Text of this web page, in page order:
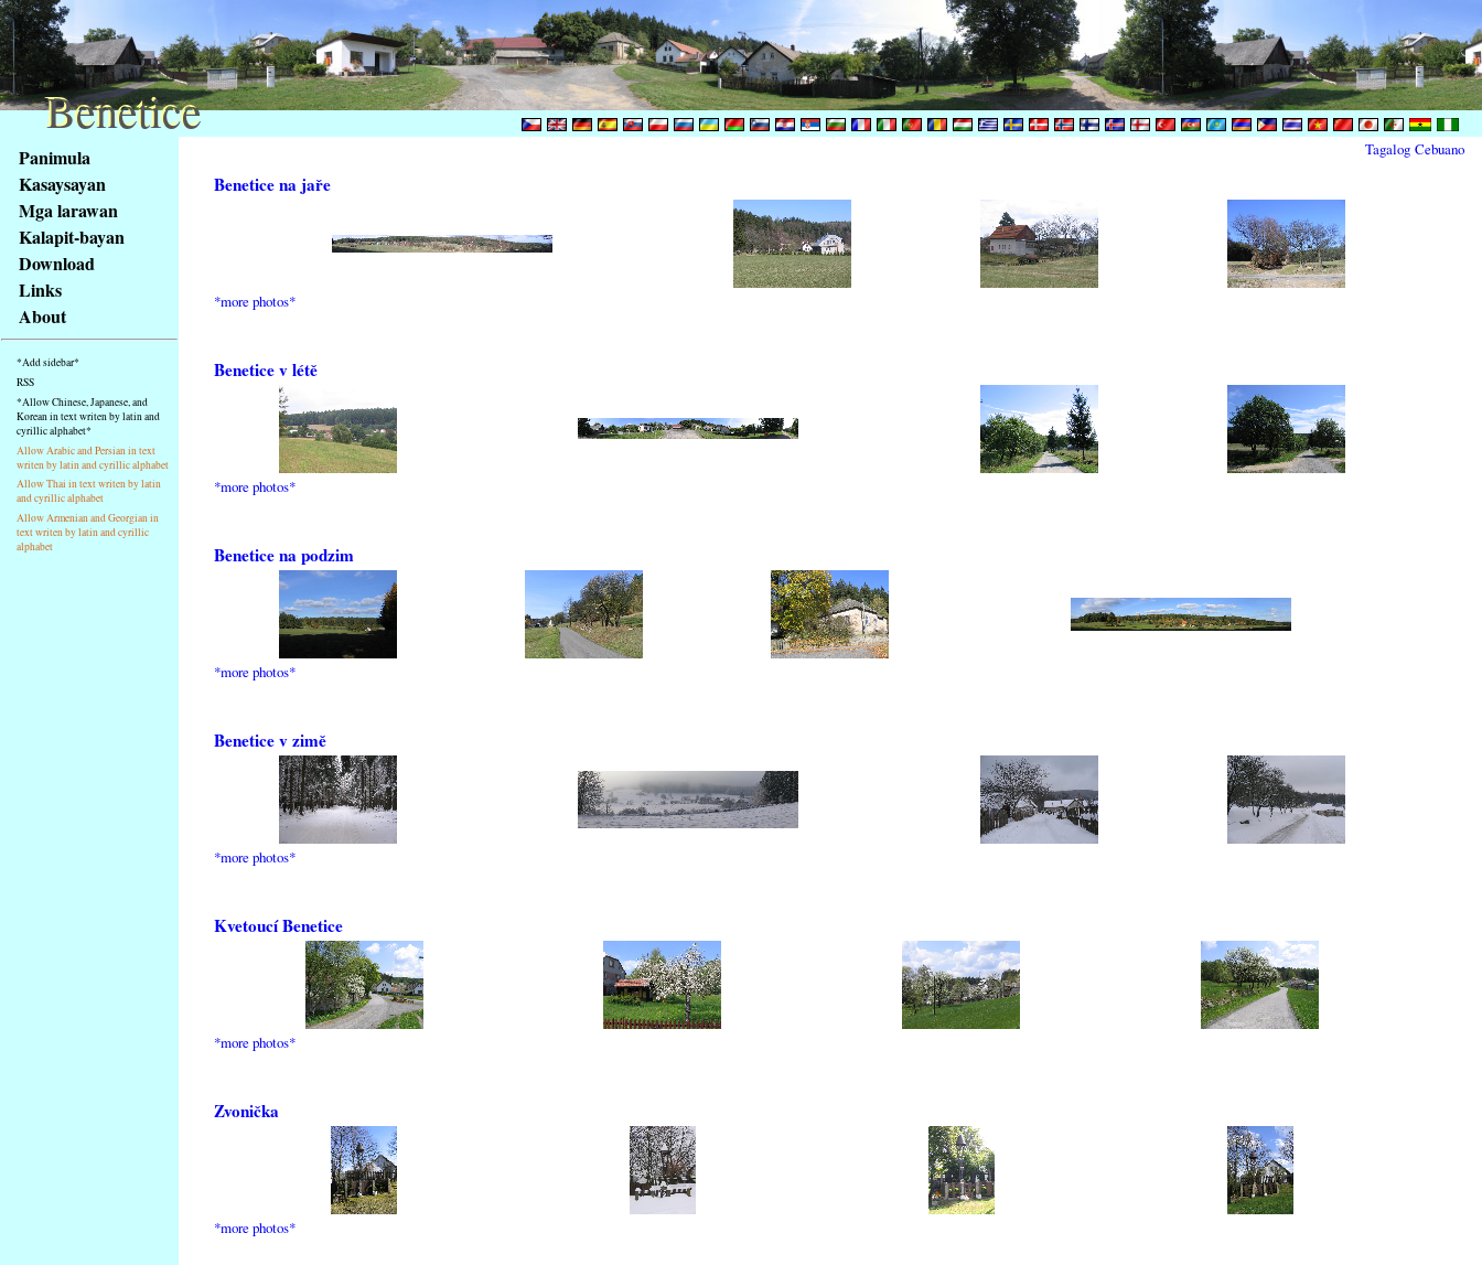
obsah
stránky
Klávesové
zkratky
tomto
webu
základní
Hlavní
strana
Panimula
Kasaysayan
Mga larawan
Kalapit-bayan
Download
Links
About
*Add sidebar*
RSS
*Allow Chinese, Japanese, and
Korean in text writen by latin and
cyrillic alphabet*
Allow Arabic and Persian in text
writen by latin and cyrillic alphabet
Allow Thai in text writen by latin
and cyrillic alphabet
Allow Armenian and Georgian in
text writen by latin and cyrillic
alphabet
Benetice na jaře
*more photos*
Benetice v létě
*more photos*
Benetice na podzim
*more photos*
Benetice v zimě
*more photos*
Kvetoucí Benetice
*more photos*
Zvonička
*more photos*
Benetice
Benetice
Tagalog Cebuano